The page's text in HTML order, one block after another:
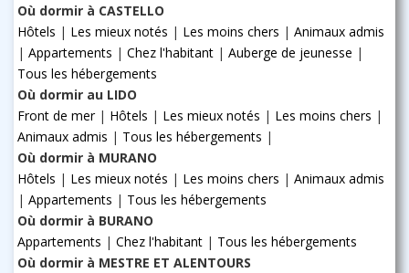
Où dormir à CASTELLO
Hôtels | Les mieux notés | Les moins chers | Animaux admis
| Appartements | Chez l'habitant | Auberge de jeunesse |
Tous les hébergements
Où dormir au LIDO
Front de mer| Hôtels | Les mieux notés | Les moins chers |
Animaux admis | Tous les hébergements |
Où dormir à MURANO
Hôtels | Les mieux notés | Les moins chers | Animaux admis
| Appartements | Tous les hébergements
Où dormir à BURANO
Appartements | Chez l'habitant | Tous les hébergements
Où dormir à MESTRE ET ALENTOURS